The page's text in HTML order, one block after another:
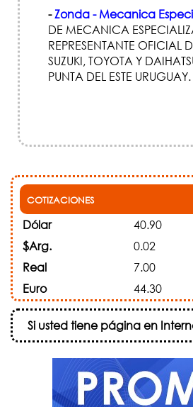
-Zonda - Mecanica
DE MECANICA
REPRESENTANTE OFICIAL
SUZUKI, TOYOTA Y
PUNTA DEL ESTE URUGUAY.
COTIZACIONES
Dólar 40.90
$Arg.
0.02
Real
7.00
Euro
44.30
Si usted tiene página en